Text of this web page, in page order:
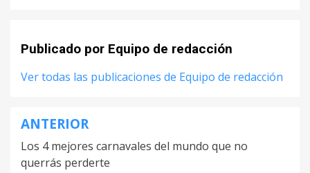
Publicado por Equipo de redacción
Ver todas las publicaciones de Equipo de redacción
Navegación
de
ANTERIOR
Los 4 mejores carnavales del mundo que no
querrás perderte